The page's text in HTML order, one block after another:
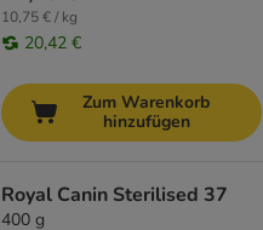
10,75 € / kg
20,42 €
Zum Warenkorb
hinzufügen
Royal Canin Sterilised 37
400 g